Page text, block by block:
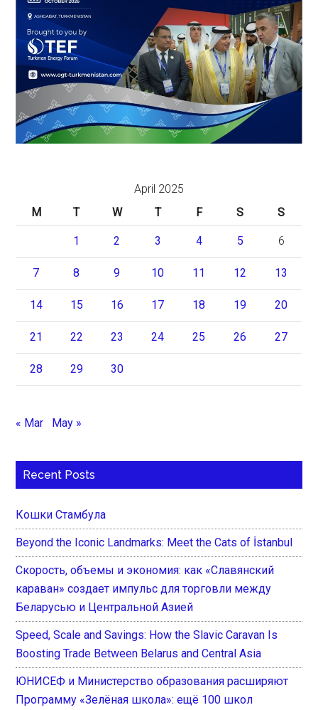
April 2025
M
T W T F S S
1 2 3 4 5 6
7 8 9 10 11 12 13
14 15 16 17 18 19 20
21 22 23 24 25 26 27
28 29 30
« Mar May »
Recent Posts
Кошки Стамбула
Beyond the Iconic Landmarks: Meet the Cats of İstanbul
Скорость, объемы и экономия: как «Славянский
караван» создает импульс для торговли между
Беларусью и Центральной Азией
Speed, Scale and Savings: How the Slavic Caravan Is
Boosting Trade Between Belarus and Central Asia
ЮНИСЕФ и Министерство образования расширяют
Программу «Зелёная школа»: ещё 100 школ